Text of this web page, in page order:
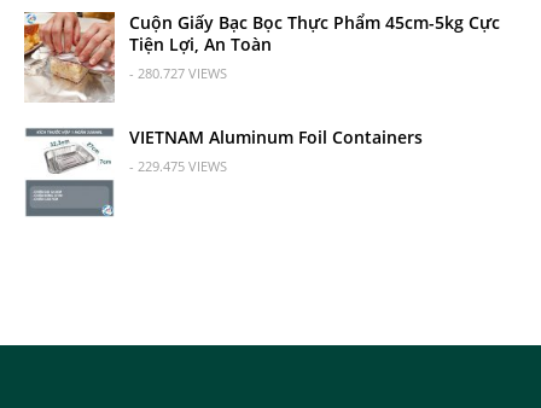
Cuộn Giấy Bạc Bọc Thực Phẩm 45cm-5kg Cực
Tiện Lợi, An Toàn
- 280.727 VIEWS
VIETNAM Aluminum Foil Containers
- 229.475 VIEWS